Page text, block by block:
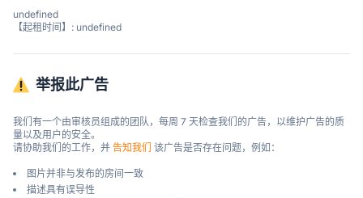
undefined
【起租时间】: undefined
举报此广告
我们有一个由审核员组成的团队，每周 7 天检查我们的广告，以维护广告的质
量以及用户的安全。
请协助我们的工作，并 告知我们 该广告是否存在问题，例如：
图片并非与发布的房间一致
描述具有误导性